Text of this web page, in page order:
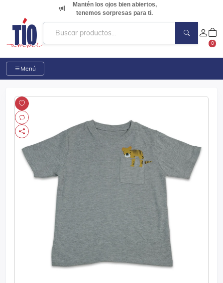
Mantén los ojos bien abiertos,
tenemos sorpresas para ti.
0
Menú